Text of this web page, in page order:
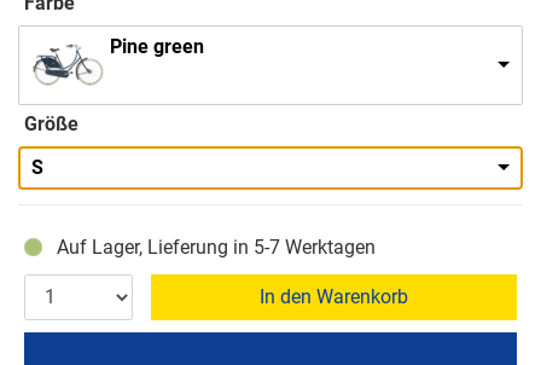
Pine green
Größe
S
Auf Lager, Lieferung in 5-7 Werktagen
In den Warenkorb